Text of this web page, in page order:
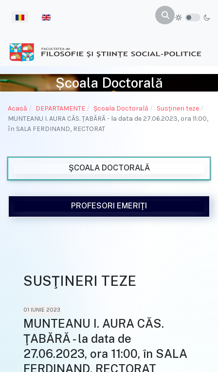
Selectați limba dvs
Școala Doctorală
Acasă DEPARTAMENTE Şcoala Doctorală
Susţineri teze
MUNTEANU I. AURA CĂS. ŢABĂRĂ - la data de 27.06.2023, ora 11:00,
în SALA FERDINAND, RECTORAT
SUSŢINERI TEZE
01 IUNIE 2023
MUNTEANU I. AURA CĂS.
ŢABĂRĂ - la data de
27.06.2023, ora 11:00, în SALA
FERDINAND, RECTORAT
ŞCOALA DOCTORALĂ
PROFESORI EMERIŢI